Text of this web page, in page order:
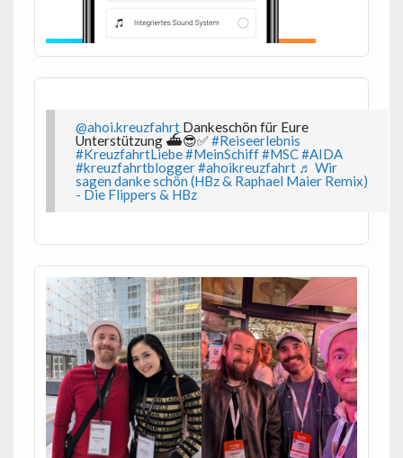
@ahoi.kreuzfahrt Dankeschön für Eure
Unterstützung ⛴️😎✅#Reiseerlebnis
#KreuzfahrtLiebe#MeinSchiff#MSC#AIDA
#kreuzfahrtblogger#ahoikreuzfahrt ♬ Wir
sagen danke schön (HBz & Raphael Maier Remix)
- Die Flippers & HBz